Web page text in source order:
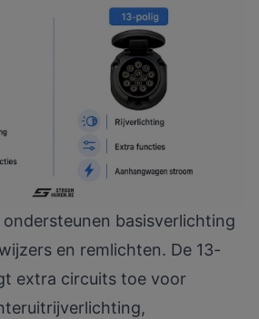
basisverlichting
en remlichten. De 13-
extra circuits toe voor